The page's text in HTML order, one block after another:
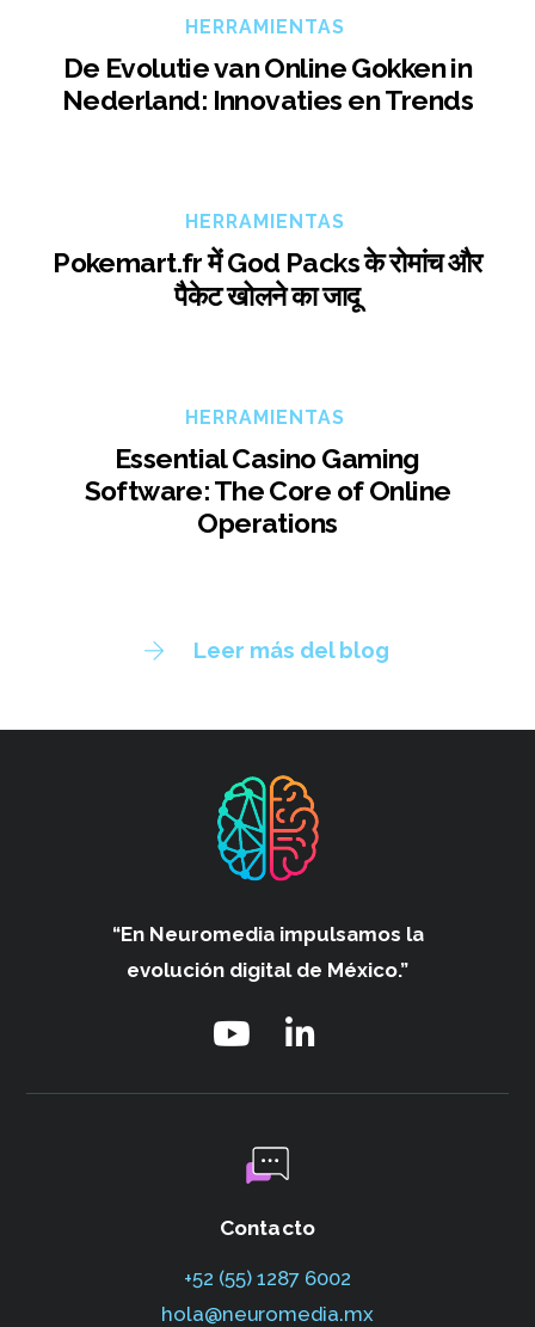
HERRAMIENTAS
De Evolutie van Online Gokken in
Nederland: Innovaties en Trends
HERRAMIENTAS
Pokemart.fr में God Packs के रोमांच और
पैकेट खोलने का जादू
HERRAMIENTAS
Essential Casino Gaming
Software: The Core of Online
Operations
Leer más del blog
“En Neuromedia impulsamos la
evolución digital de México.”
Contacto
+52 (55) 1287 6002‬
hola@neuromedia.mx